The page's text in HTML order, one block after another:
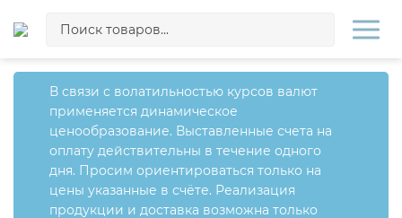
В связи с волатильностью курсов валют
применяется динамическое
ценообразование. Выставленные счета на
оплату действительны в течение одного
дня. Просим ориентироваться только на
цены указанные в счёте. Реализация
продукции и доставка возможна только